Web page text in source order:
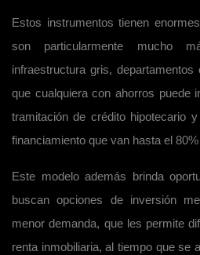
Estos instrumentos tienen
son particularmente mucho
infraestructura gris,
que cualquiera con ahorros puede
tramitación de crédito hipotecario
financiamiento que van hasta el
Este modelo además brinda
buscan opciones de inversión
menor demanda, que les permite
renta inmobiliaria, al tiempo que se